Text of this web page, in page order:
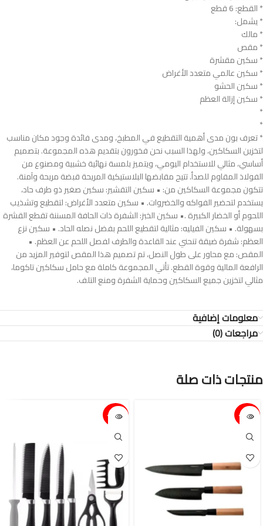
* القطع: 6 قطع
* يشمل:
* مالك
* مقص
* سكين مقشرة
* سكين عالمي متعدد الأغراض
* سكين الحشو
* سكين إزالة العظم
*
*
* تعرف بون مدى أهمية التقطيع في المطبخ، ومدى فائدة وجود مكان مناسب
لتخزين السكاكين، ولهذا السبب نحن فخورون بتقديم هذه المجموعة. بتصميم
أساسي، مثالي للاستخدام اليومي، ويتميز بلمسة نهائية خشبية ومصنوع من
الفولاذ المقاوم للصدأ. تتيح مقابضها البلاستيكية المريحة قبضة مريحة وآمنة.
تتكون مجموعة السكاكين من: • سكين التقشير: سكين صغير ذو طرف حاد،
يستخدم لتحضير الفواكه والخضروات. • سكين متعدد الأغراض: لتقطيع وتشذيب
اللحوم أو الخضار الكبيرة .• سكين الخبز: الشفرة ذات الحافة المسننة تقطع القشرة
بسهولة. • سكين الفيليه: مثالية لتقطيع اللحم بفضل نصله الحاد. • سكين نزع
العظم: شفرة ضيقة تنحني عند القاعدة والطرف لفصل اللحم عن العظم. •
المقص: مع محاور على طول النصل، تم تصميم هذا المقص لتوفير المزيد من
الرافعة المالية وقوة القطع. تأتي المجموعة كاملة مع حامل سكاكين تاكوما،
مثالي لتخزين جميع السكاكين وحماية الشفرة ومنع التلف.
معلومات إضافية
مراجعات (0)
منتجات ذات صلة
15%-
15%-